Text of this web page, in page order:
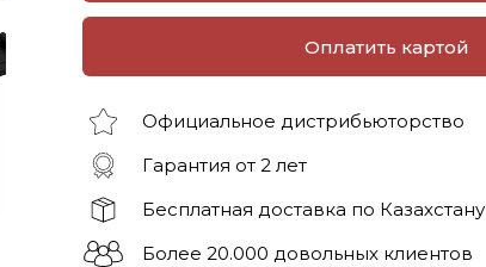
Оплатить картой
Официальное дистрибьюторство
Гарантия от 2 лет
Бесплатная доставка по Казахстану
Более 20.000 довольных клиентов